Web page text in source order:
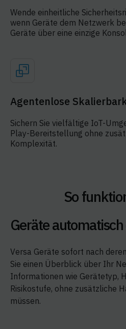
Wende einheitliche
wenn Geräte dem Netzwerk
Geräte über eine einzige
Agentenlose
Sichern Sie vielfältige IoT-
Play-Bereitstellung ohne
Komplexität.
So
Geräte
Versa Geräte sofort nach
Sie einen Überblick über Ihr
Informationen wie Gerätetyp,
Risikostufe, ohne zusätzliche
müssen.